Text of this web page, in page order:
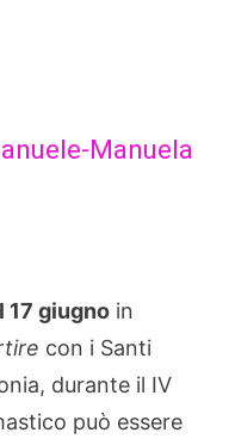
Manuela
17 giugno in
con i Santi
durante il IV
può essere